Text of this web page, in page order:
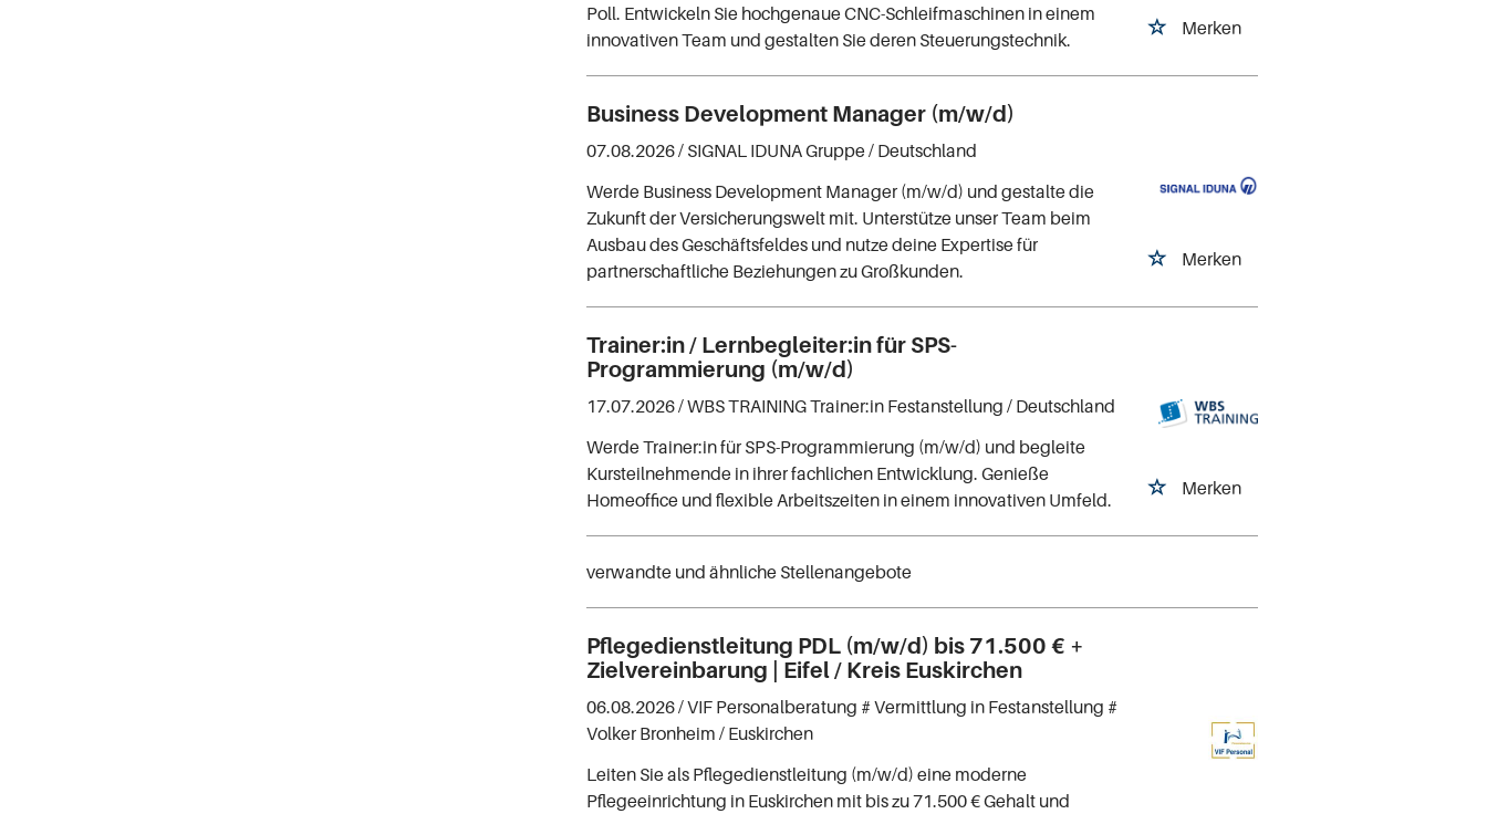
Merken
Poll. Entwickeln Sie hochgenaue CNC-Schleifmaschinen in einem
innovativen Team und gestalten Sie deren Steuerungstechnik.
Business Development Manager (m/w/d)
Merken
07.08.2026 / SIGNAL IDUNA Gruppe/ Deutschland
Werde Business Development Manager (m/w/d) und gestalte die
Zukunft der Versicherungswelt mit. Unterstütze unser Team beim
Ausbau des Geschäftsfeldes und nutze deine Expertise für
partnerschaftliche Beziehungen zu Großkunden.
Trainer:in / Lernbegleiter:in für SPS-
Programmierung (m/w/d)
Merken
17.07.2026 /WBS TRAINING Trainer:in Festanstellung / Deutschland
Werde Trainer:in für SPS-Programmierung (m/w/d) und begleite
Kursteilnehmende in ihrer fachlichen Entwicklung. Genieße
Homeoffice und flexible Arbeitszeiten in einem innovativen Umfeld.
verwandte und ähnliche Stellenangebote
Pflegedienstleitung PDL (m/w/d) bis 71.500 € +
Zielvereinbarung | Eifel / Kreis Euskirchen
06.08.2026 /VIF Personalberatung # Vermittlung in Festanstellung #
Volker Bronheim / Euskirchen
Leiten Sie als Pflegedienstleitung (m/w/d) eine moderne
Pflegeeinrichtung in Euskirchen mit bis zu 71.500 € Gehalt und